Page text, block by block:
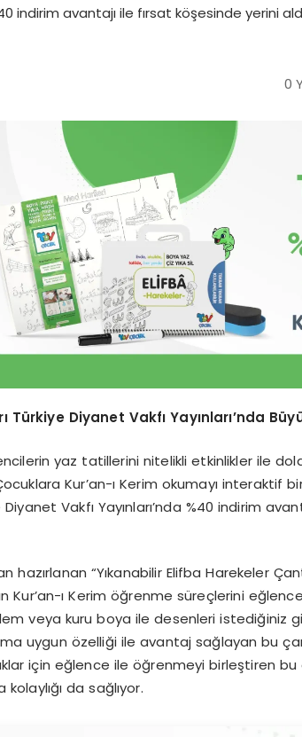
indirim avantajı ile fırsat köşesinde yerini
0
Türkiye Diyanet Vakfı Yayınları’nda
yaz tatillerini nitelikli etkinlikler ile
Kur’an-ı Kerim okumayı interaktif
Vakfı Yayınları’nda %40 indirim
hazırlanan “Yıkanabilir Elifba Harekeler
Kur’an-ı Kerim öğrenme süreçlerini
veya kuru boya ile desenleri istediğiniz
uygun özelliği ile avantaj sağlayan bu
için eğlence ile öğrenmeyi birleştiren
da sağlıyor.